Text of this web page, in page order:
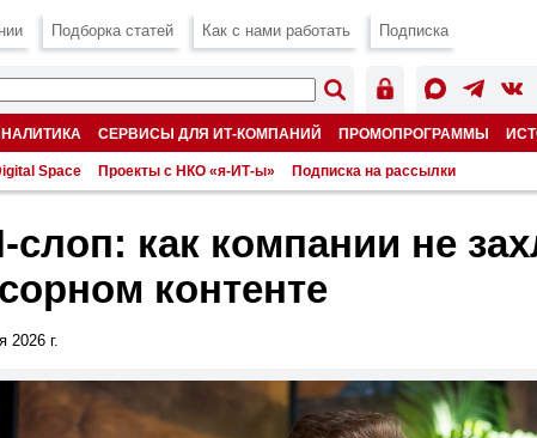
Подборка статей Как с нами работать Подписка
СЕРВИСЫ ДЛЯ ИТ-КОМПАНИЙ ПРОМОПРОГРАММЫ
Space Проекты с НКО «я-ИТ-ы» Подписка на рассылки
слоп: как компании не
контенте
2026 г.